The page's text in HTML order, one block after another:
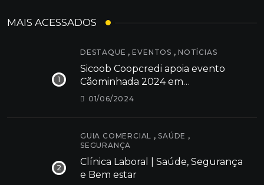
MAIS ACESSADOS
DESTAQUE ,EVENTOS ,NOTÍCIAS
Sicoob Coopcredi apoia evento
Cãominhada 2024 em
Dores do Indaiá
01/06/2024
GUIA COMERCIAL ,SAÚDE ,
SEGURANÇA
Clínica Laboral | Saúde, Segurança
e Bem estar